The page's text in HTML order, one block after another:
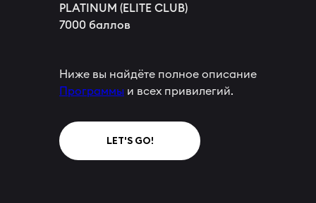
Ниже вы найдёте полное описание
Программы и всех привилегий.
PLATINUM (ELITE CLUB)
7000 баллов
LET'S GO!